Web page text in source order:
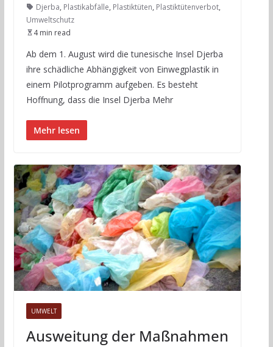
Djerba, Plastikabfälle, Plastiktüten, Plastiktütenverbot,
Umweltschutz
4 min read
Ab dem 1. August wird die tunesische Insel Djerba
ihre schädliche Abhängigkeit von Einwegplastik in
einem Pilotprogramm aufgeben. Es besteht
Hoffnung, dass die Insel Djerba Mehr
Mehr lesen
UMWELT
Ausweitung der Maßnahmen